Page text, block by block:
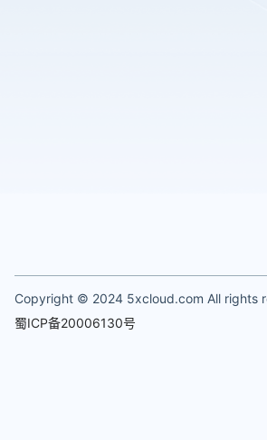
Copyright © 2024 5xcloud.com All rights
蜀ICP备20006130号